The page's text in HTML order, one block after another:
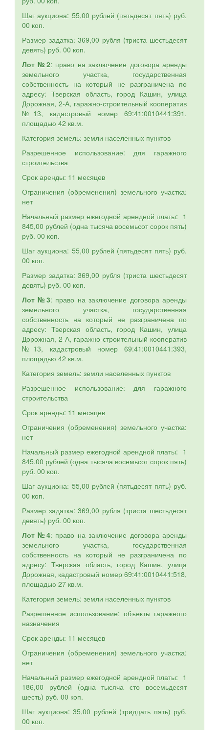
Шаг аукциона: 55,00 рублей (пятьдесят пять) руб.
00 коп.
Размер задатка: 369,00 рубля (триста шестьдесят
девять) руб. 00 коп.
Лот №2: право на заключение договора аренды
земельного участка, государственная
собственность на который не разграничена по
адресу: Тверская область, город Кашин, улица
Дорожная, 2-А, гаражно-строительный кооператив
№13, кадастровый номер 69:41:0010441:391,
площадью 42 кв.м.
Категория земель: земли населенных пунктов
Разрешенное использование: для гаражного
строительства
Срок аренды: 11 месяцев
Ограничения (обременения) земельного участка:
нет
Начальный размер ежегодной арендной платы: 1
845,00 рублей (одна тысяча восемьсот сорок пять)
руб. 00 коп.
Шаг аукциона: 55,00 рублей (пятьдесят пять) руб.
00 коп.
Размер задатка: 369,00 рубля (триста шестьдесят
девять) руб. 00 коп.
Лот №3: право на заключение договора аренды
земельного участка, государственная
собственность на который не разграничена по
адресу: Тверская область, город Кашин, улица
Дорожная, 2-А, гаражно-строительный кооператив
№13, кадастровый номер 69:41:0010441:393,
площадью 42 кв.м.
Категория земель: земли населенных пунктов
Разрешенное использование: для гаражного
строительства
Срок аренды: 11 месяцев
Ограничения (обременения) земельного участка:
нет
Начальный размер ежегодной арендной платы: 1
845,00 рублей (одна тысяча восемьсот сорок пять)
руб. 00 коп.
Шаг аукциона: 55,00 рублей (пятьдесят пять) руб.
00 коп.
Размер задатка: 369,00 рубля (триста шестьдесят
девять) руб. 00 коп.
Лот №4: право на заключение договора аренды
земельного участка, государственная
собственность на который не разграничена по
адресу: Тверская область, город Кашин, улица
Дорожная, кадастровый номер 69:41:0010441:518,
площадью 27 кв.м.
Категория земель: земли населенных пунктов
Разрешенное использование: объекты гаражного
назначения
Срок аренды: 11 месяцев
Ограничения (обременения) земельного участка:
нет
Начальный размер ежегодной арендной платы: 1
186,00 рублей (одна тысяча сто восемьдесят
шесть) руб. 00 коп.
Шаг аукциона: 35,00 рублей (тридцать пять) руб.
00 коп.